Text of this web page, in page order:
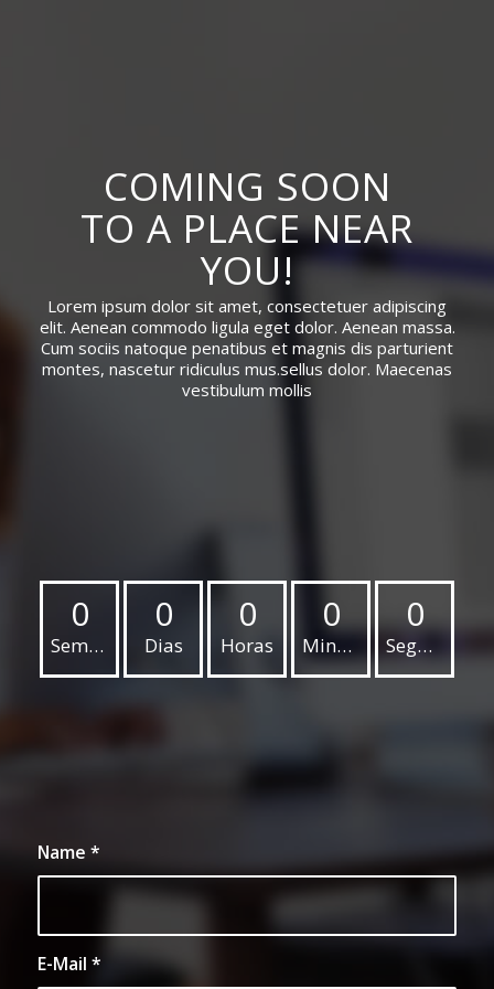
COMING SOON
TO A PLACE NEAR
YOU!
Lorem ipsum dolor sit amet, consectetuer adipiscing
elit. Aenean commodo ligula eget dolor. Aenean massa.
Cum sociis natoque penatibus et magnis dis parturient
montes, nascetur ridiculus mus.sellus dolor. Maecenas
vestibulum mollis
0
Semanas
0
Dias
0
Horas
0
Minutos
0
Segundos
Name *
E-Mail *